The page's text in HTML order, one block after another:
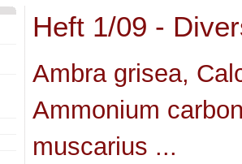
Heft 1/09 -
Ambra grisea,
Ammonium
muscarius ...